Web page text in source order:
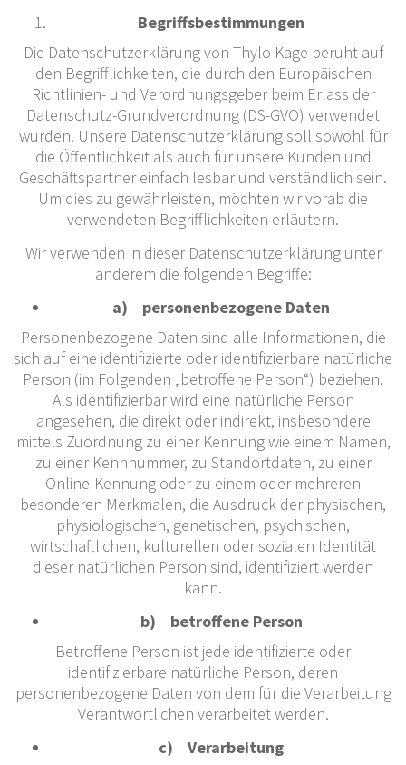
Begriffsbestimmungen
Die Datenschutzerklärung von Thylo Kage beruht auf
den Begrifflichkeiten, die durch den Europäischen
Richtlinien- und Verordnungsgeber beim Erlass der
Datenschutz-Grundverordnung (DS-GVO) verwendet
wurden. Unsere Datenschutzerklärung soll sowohl für
die Öffentlichkeit als auch für unsere Kunden und
Geschäftspartner einfach lesbar und verständlich sein.
Um dies zu gewährleisten, möchten wir vorab die
verwendeten Begrifflichkeiten erläutern.
Wir verwenden in dieser Datenschutzerklärung unter
anderem die folgenden Begriffe:
a) personenbezogene Daten
Personenbezogene Daten sind alle Informationen, die
sich auf eine identifizierte oder identifizierbare natürliche
Person (im Folgenden „betroffene Person“) beziehen.
Als identifizierbar wird eine natürliche Person
angesehen, die direkt oder indirekt, insbesondere
mittels Zuordnung zu einer Kennung wie einem Namen,
zu einer Kennnummer, zu Standortdaten, zu einer
Online-Kennung oder zu einem oder mehreren
besonderen Merkmalen, die Ausdruck der physischen,
physiologischen, genetischen, psychischen,
wirtschaftlichen, kulturellen oder sozialen Identität
dieser natürlichen Person sind, identifiziert werden
kann.
b) betroffene Person
Betroffene Person ist jede identifizierte oder
identifizierbare natürliche Person, deren
personenbezogene Daten von dem für die Verarbeitung
Verantwortlichen verarbeitet werden.
c) Verarbeitung